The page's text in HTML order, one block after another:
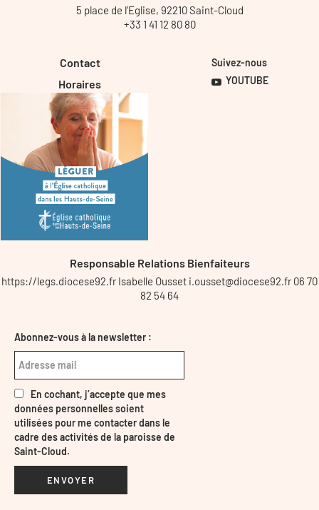
5 place de l’Eglise, 92210 Saint-Cloud
+33 1 41 12 80 80
Contact
Horaires
Suivez-nous
YOUTUBE
Responsable Relations Bienfaiteurs
https://legs.diocese92.fr Isabelle Ousset i.ousset@diocese92.fr 06 70
82 54 64
Abonnez-vous à la newsletter :
En cochant, j’accepte que mes
données personnelles soient
utilisées pour me contacter dans le
cadre des activités de la paroisse de
Saint-Cloud.
ENVOYER